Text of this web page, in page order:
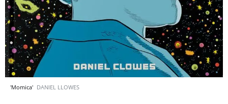
'Momica' DANIEL LLOWES